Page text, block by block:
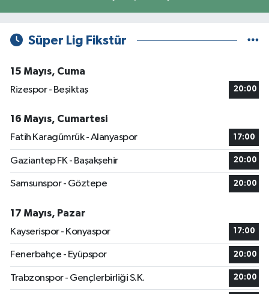
Süper Lig Fikstür
15 Mayıs, Cuma
Rizespor - Beşiktaş
20:00
16 Mayıs, Cumartesi
Fatih Karagümrük - Alanyaspor
17:00
Gaziantep FK - Başakşehir 20:00
Samsunspor - Göztepe 20:00
17 Mayıs, Pazar
Kayserispor - Konyaspor
17:00
Fenerbahçe - Eyüpspor 20:00
Trabzonspor - Gençlerbirliği S.K. 20:00